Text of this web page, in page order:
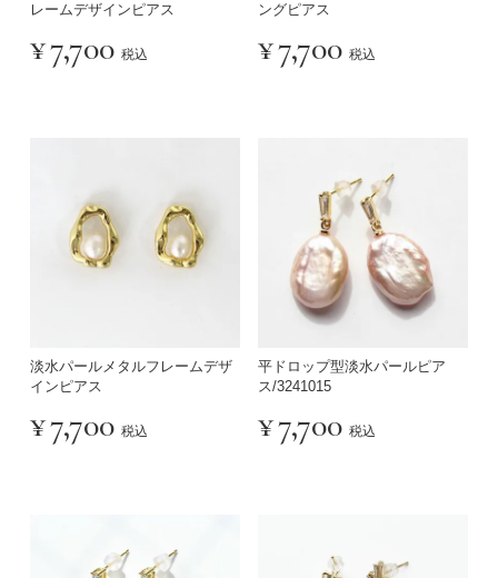
レームデザインピアス
¥7,700 税込
ングピアス
¥7,700 税込
淡水パールメタルフレームデザ
インピアス
¥7,700 税込
平ドロップ型淡水パールピア
ス/3241015
¥7,700 税込